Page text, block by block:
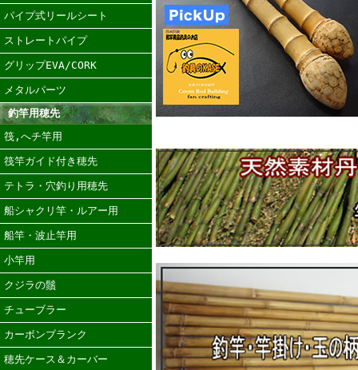
パイプ式リールシート
ストレートパイプ
グリップEVA/CORK
メタルパーツ
釣竿用穂先
筏,へチ竿用
筏竿ガイド付き穂先
テトラ・穴釣り用穂先
船シャクリ竿・ルアー用
船竿・波止竿用
小竿用
クジラの鬚
チューブラー
カーボンブランク
穂先ケース＆カーバー